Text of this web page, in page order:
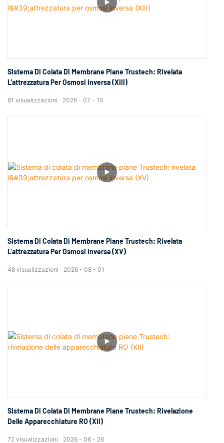
Sistema Di Colata Di Membrane Piane Trustech: Rivelata
L'attrezzatura Per Osmosi Inversa (XIII)
2026 07 10
81 visualizzazioni
Sistema Di Colata Di Membrane Piane Trustech: Rivelata
L'attrezzatura Per Osmosi Inversa (XV)
2026 08 01
48 visualizzazioni
Sistema Di Colata Di Membrane Piane Trustech: Rivelazione
Delle Apparecchiature RO (XII)
2026 06 26
72 visualizzazioni